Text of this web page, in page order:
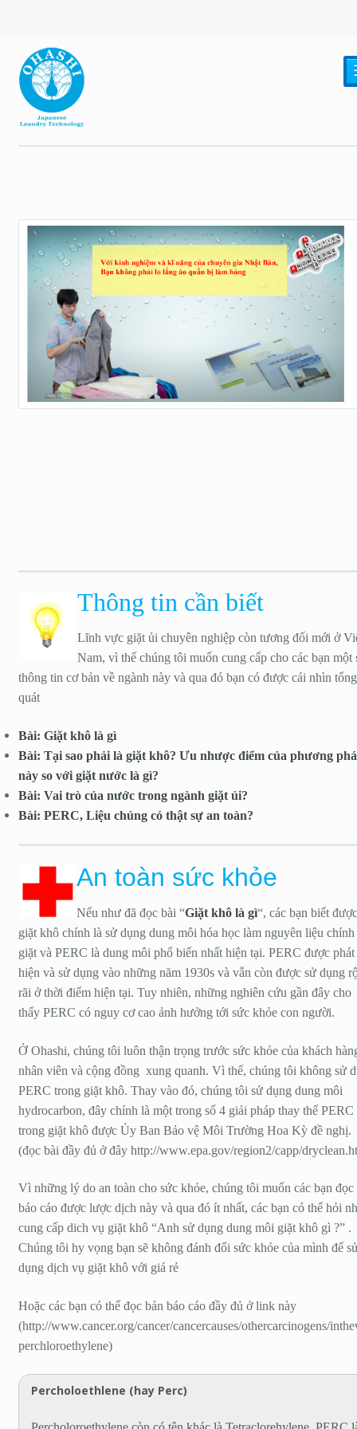
Thông tin cần biết
Lĩnh vực giặt ủi chuyên nghiệp còn tương đối mới ở
Nam, vì thế chúng tôi muốn cung cấp cho các bạn một
thông tin cơ bản về ngành này và qua đó bạn có được cái nhìn tổng
quát
Bài: Giặt khô là gì
Bài: Tại sao phải là giặt khô? Ưu nhược điểm của phương
này so với giặt nước là gì?
Bài: Vai trò của nước trong ngành giặt ủi?
Bài: PERC, Liệu chúng có thật sự an toàn?
An toàn sức khỏe
Nếu như đã đọc bài “Giặt khô là gì“, các bạn biết được
giặt khô chính là sử dụng dung môi hóa học làm nguyên liệu chính
giặt và PERC là dung môi phổ biến nhất hiện tại. PERC được phát
hiện và sử dụng vào những năm 1930s và vẫn còn được sử dụng
rãi ở thời điểm hiện tại. Tuy nhiên, những nghiên cứu gần đây cho
thấy PERC có nguy cơ cao ảnh hưởng tới sức khỏe con người.
Ở Ohashi, chúng tôi luôn thận trọng trước sức khỏe của khách
nhân viên và cộng đồng xung quanh. Vì thế, chúng tôi không sử
PERC trong giặt khô. Thay vào đó, chúng tôi sử dụng dung môi
hydrocarbon, đây chính là một trong số 4 giải pháp thay thế PERC
trong giặt khô được Ủy Ban Bảo vệ Môi Trường Hoa Kỳ đề nghị.
(đọc bài đầy đủ ở đây http://www.epa.gov/region2/capp/
Vì những lý do an toàn cho sức khỏe, chúng tôi muốn các bạn đọc
báo cáo được lược dịch này và qua đó ít nhất, các bạn có thể hỏi
cung cấp dich vụ giặt khô “Anh sử dụng dung môi giặt khô gì ?” .
Chúng tôi hy vọng bạn sẽ không đánh đổi sức khỏe của mình để
dụng dịch vụ giặt khô với giá rẻ
Hoặc các bạn có thể đọc bản báo cáo đầy đủ ở link này
(http://www.cancer.org/cancer/cancercauses/othercarcinogens/
perchloroethylene)
Percholoethlene (hay Perc)